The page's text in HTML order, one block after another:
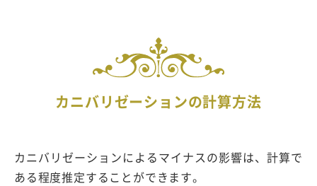
カニバリゼーションの計算方法
カニバリゼーションによるマイナスの影響は、計算で
ある程度推定することができます。